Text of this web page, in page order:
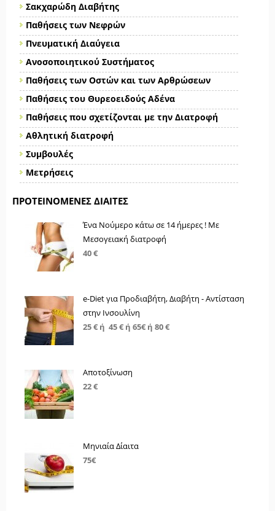
Σακχαρώδη Διαβήτης
Παθήσεις των Νεφρών
Πνευματική Διαύγεια
Ανοσοποιητικού Συστήματος
Παθήσεις των Οστών και των Αρθρώσεων
Παθήσεις του Θυρεοειδούς Αδένα
Παθήσεις που σχετίζονται με την Διατροφή
Αθλητική διατροφή
Συμβουλές
Μετρήσεις
ΠΡΟΤΕΙΝΌΜΕΝΕΣ ΔΊΑΙΤΕΣ
Ένα Νούμερο κάτω σε 14 ήμερες ! Με
Μεσογειακή διατροφή
40 €
e-Diet για Προδιαβήτη, Διαβήτη - Αντίσταση
στην Ινσουλίνη
25 € ή 45 € ή 65€ ή 80 €
Αποτοξίνωση
22 €
Μηνιαία Δίαιτα
75€